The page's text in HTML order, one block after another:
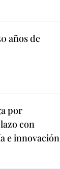
años de
por
con
e innovación